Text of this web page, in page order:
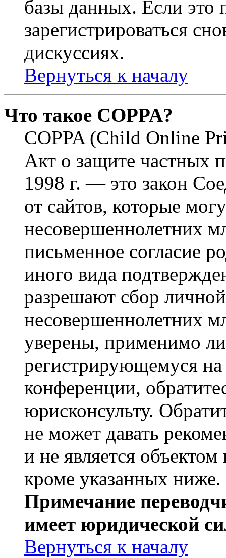
базы данных. Если это
зарегистрироваться
дискуссиях.
Вернуться к началу
Что такое COPPA?
COPPA (Child Online
Акт о защите частных
1998 г. — это закон
от сайтов, которые
несовершеннолетних
письменное согласие
иного вида
разрешают сбор
несовершеннолетних
уверены, применимо
регистрирующемуся
конференции,
юрисконсульту.
не может давать
и не является
кроме указанных ниже.
Примечание
имеет юридической
Вернуться к началу